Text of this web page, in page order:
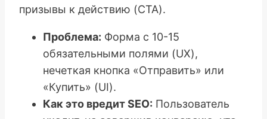
призывы к действию (CTA).
Проблема: Форма с 10-15
обязательными полями (UX),
нечеткая кнопка «Отправить» или
«Купить» (UI).
Как это вредит SEO: Пользователь